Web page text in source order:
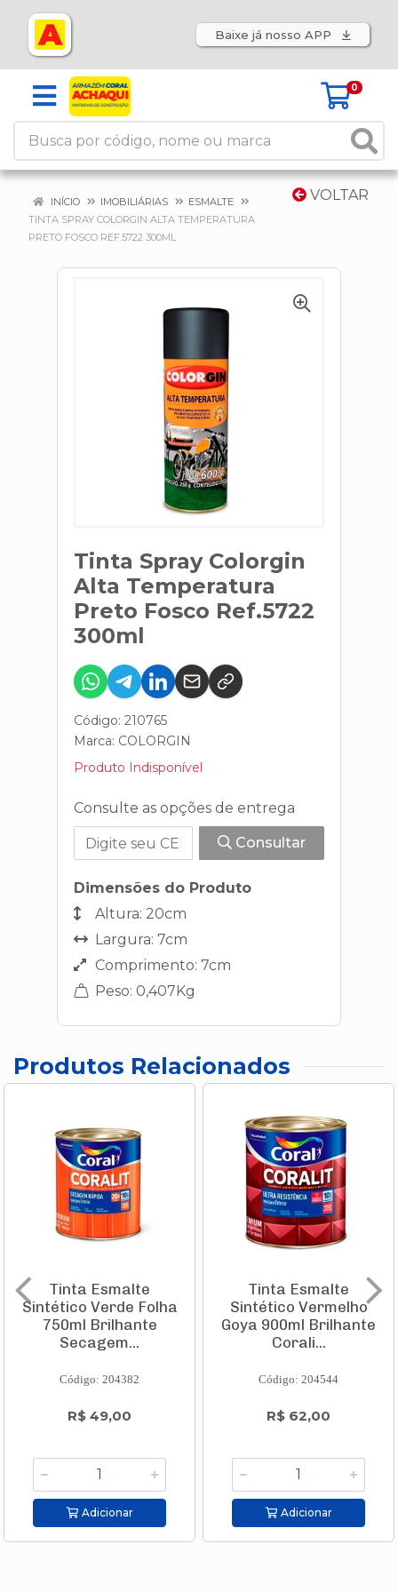
Baixe já nosso APP
0
VOLTAR
INÍCIO IMOBILIÁRIAS
ESMALTE
TINTA SPRAY COLORGIN ALTA TEMPERATURA
PRETO FOSCO REF.5722 300ML
Tinta Spray Colorgin
Alta Temperatura
Preto Fosco Ref.5722
300ml
Código: 210765
Marca: COLORGIN
Produto Indisponível
Consulte as opções de entrega
Consultar
Dimensões do Produto
Altura: 20cm
Largura: 7cm
Comprimento: 7cm
Peso: 0,407Kg
Produtos Relacionados
Tinta Esmalte
Sintético Verde Folha
750ml Brilhante
Secagem...
Código: 204382
R$ 49,00
Adicionar
Tinta Esmalte
Sintético Vermelho
Goya 900ml Brilhante
Corali...
Código: 204544
R$ 62,00
Adicionar